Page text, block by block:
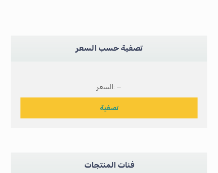
تصفية حسب السعر
تصفية
السعر: —
فئات المنتجات